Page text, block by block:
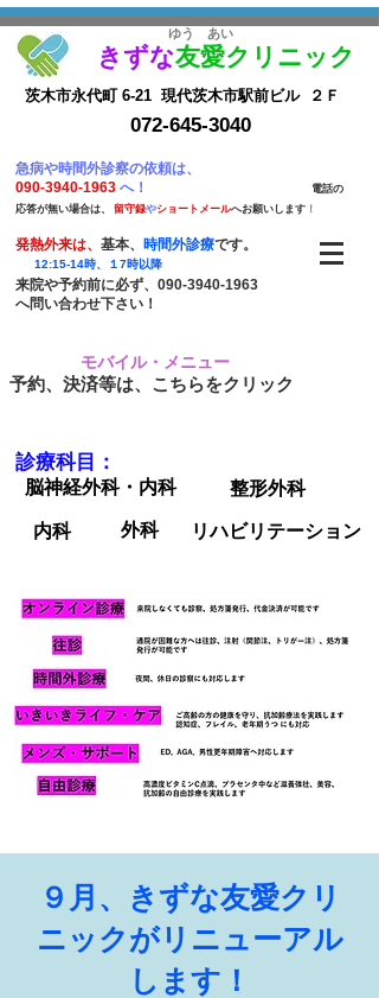
​ゆう あい
きずな友愛クリニック
茨木市永代町 6-21 現代茨木市駅前ビル ２Ｆ
072-645-3040
​急病や時間外診察の依頼は、​
090-3940-1963 へ！
電話の
応答が無い場合は、
留守録やショートメールへお願いします ！
モバイル・メニュー
発熱外来は、 基本、 時間外診療です。
12:15-14時、１7時以降
来院や予約前に必ず、090-3940-1963
へ問い合わせ下さい！
​予約、決済等は、こちらをクリック
診療科目：
脳神経外科・内科 整形外科
内科 外科 リハビリテーション
​９月、きずな友愛クリ
ニックがリニューアル
します！